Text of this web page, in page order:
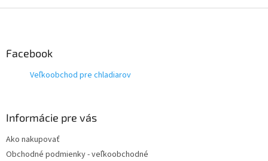
Facebook
Veľkoobchod pre chladiarov
Informácie pre vás
Ako nakupovať
Obchodné podmienky - veľkoobchodné